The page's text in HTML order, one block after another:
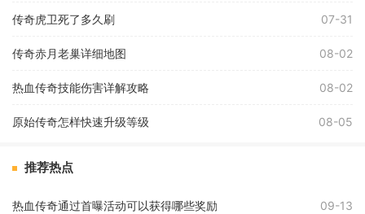
传奇虎卫死了多久刷 07-31
传奇赤月老巢详细地图 08-02
热血传奇技能伤害详解攻略 08-02
原始传奇怎样快速升级等级 08-05
推荐热点
热血传奇通过首曝活动可以获得哪些奖励 09-13